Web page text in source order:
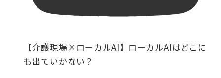
【介護現場×ローカルAI】ローカルAIはどこに
も出ていかない？